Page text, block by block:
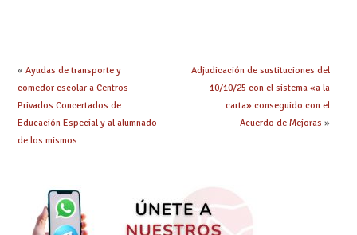
« Ayudas de transporte y
comedor escolar a Centros
Privados Concertados de
Educación Especial y al alumnado
de los mismos
Adjudicación de sustituciones del
10/10/25 con el sistema «a la
carta» conseguido con el
Acuerdo de Mejoras »